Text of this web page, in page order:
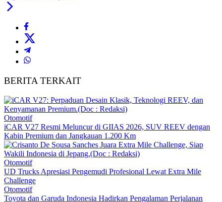
BERITA TERKAIT
Otomotif
iCAR V27 Resmi Meluncur di GIIAS 2026, SUV REEV dengan
Kabin Premium dan Jangkauan 1.200 Km
Otomotif
UD Trucks Apresiasi Pengemudi Profesional Lewat Extra Mile
Challenge
Otomotif
Toyota dan Garuda Indonesia Hadirkan Pengalaman Perjalanan